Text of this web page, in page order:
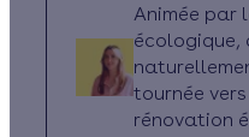
Animée par
écologique,
tournée
rénovation